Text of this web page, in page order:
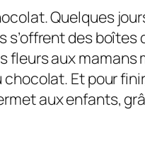
Quelques
des
fleurs aux
Et pour
aux enfants,